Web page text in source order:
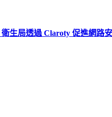
生局透過 Claroty 促進網路